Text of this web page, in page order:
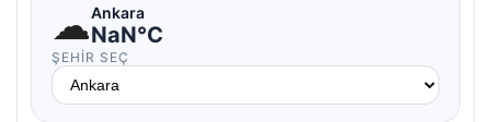
☁Ankara
NaN°C
ŞEHIR SEÇ